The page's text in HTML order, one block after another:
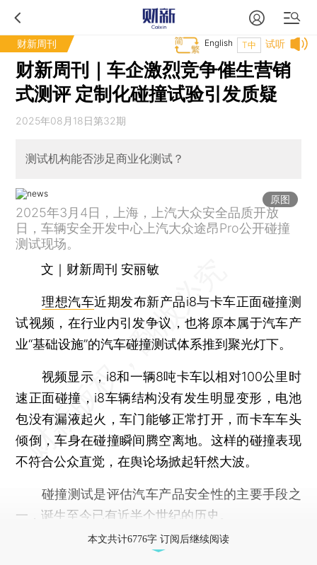
财新周刊 试听
T中
English
财新周刊｜车企激烈竞争催生营销
式测评 定制化碰撞试验引发质疑
2025年08月18日第32期
测试机构能否涉足商业化测试？
原图
2025年3月4日，上海，上汽大众安全品质开放
日，车辆安全开发中心上汽大众途昂Pro公开碰撞
测试现场。
文｜财新周刊 安丽敏
理想汽车近期发布新产品i8与卡车正面碰撞测
试视频，在行业内引发争议，也将原本属于汽车产
业“基础设施”的汽车碰撞测试体系推到聚光灯下。
视频显示，i8和一辆8吨卡车以相对100公里时
速正面碰撞，i8车辆结构没有发生明显变形，电池
包没有漏液起火，车门能够正常打开，而卡车车头
倾倒，车身在碰撞瞬间腾空离地。这样的碰撞表现
不符合公众直觉，在舆论场掀起轩然大波。
碰撞测试是评估汽车产品安全性的主要手段之
一，诞生至今已有近半个世纪的历史。
本文共计6776字 订阅后继续阅读